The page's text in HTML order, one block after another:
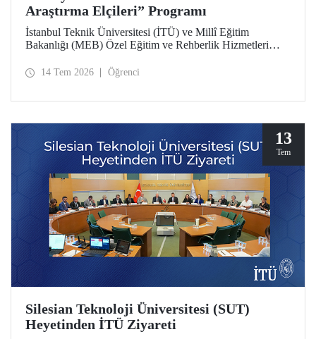
Araştırma Elçileri” Programı
İstanbul Teknik Üniversitesi (İTÜ) ve Millî Eğitim
Bakanlığı (MEB) Özel Eğitim ve Rehberlik Hizmetleri
protokolü, üstün yetenekli lise öğrencilerini “araştırma
14 Tem 2026 Öğrenci
13
Tem
Silesian Teknoloji Üniversitesi (SUT)
Heyetinden İTÜ Ziyareti